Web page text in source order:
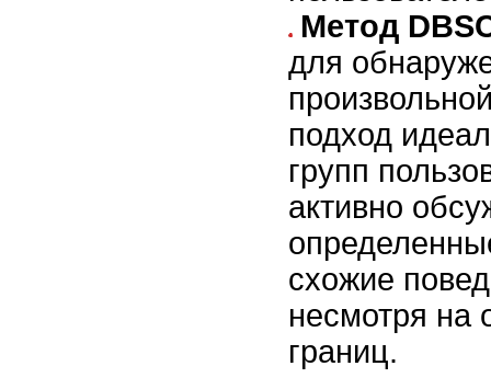
Метод
для
подход
групп
активно
схожие
несмотря на
границ.